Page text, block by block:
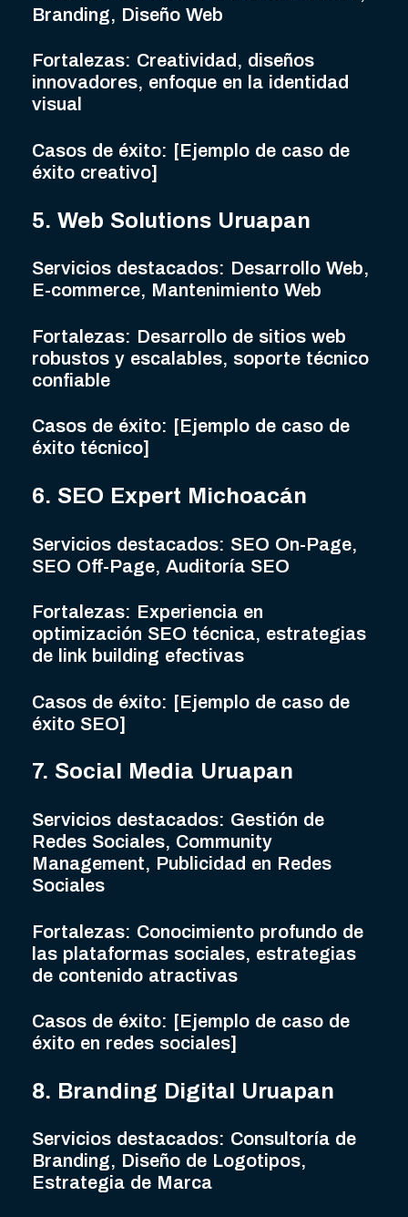
Branding, Diseño Web
Fortalezas: Creatividad, diseños
innovadores, enfoque en la identidad
visual
Casos de éxito: [Ejemplo de caso de
éxito creativo]
5. Web Solutions Uruapan
Servicios destacados: Desarrollo Web,
E-commerce, Mantenimiento Web
Fortalezas: Desarrollo de sitios web
robustos y escalables, soporte técnico
confiable
Casos de éxito: [Ejemplo de caso de
éxito técnico]
6. SEO Expert Michoacán
Servicios destacados: SEO On-Page,
SEO Off-Page, Auditoría SEO
Fortalezas: Experiencia en
optimización SEO técnica, estrategias
de link building efectivas
Casos de éxito: [Ejemplo de caso de
éxito SEO]
7. Social Media Uruapan
Servicios destacados: Gestión de
Redes Sociales, Community
Management, Publicidad en Redes
Sociales
Fortalezas: Conocimiento profundo de
las plataformas sociales, estrategias
de contenido atractivas
Casos de éxito: [Ejemplo de caso de
éxito en redes sociales]
8. Branding Digital Uruapan
Servicios destacados: Consultoría de
Branding, Diseño de Logotipos,
Estrategia de Marca